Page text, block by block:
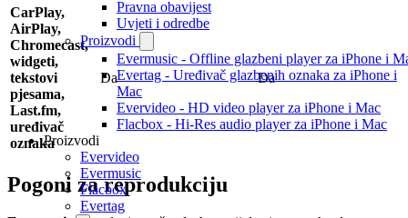
Pravna obavijest
Uvjeti i odredbe
Proizvodi
Evermusic - Offline glazbeni player za iPhone i
Evertag - Uređivač glazbenih oznaka za iPhone i
Mac
Evervideo - HD video player za iPhone i Mac
Flacbox - Hi-Res audio player za iPhone i Mac
Proizvodi
Evervideo
Evermusic
Flacbox
Evertag
CarPlay,
AirPlay,
Chromecast,
widgeti,
tekstovi
pjesama,
Last.fm,
uređivač
oznaka
Da Da
Pogoni za reprodukciju